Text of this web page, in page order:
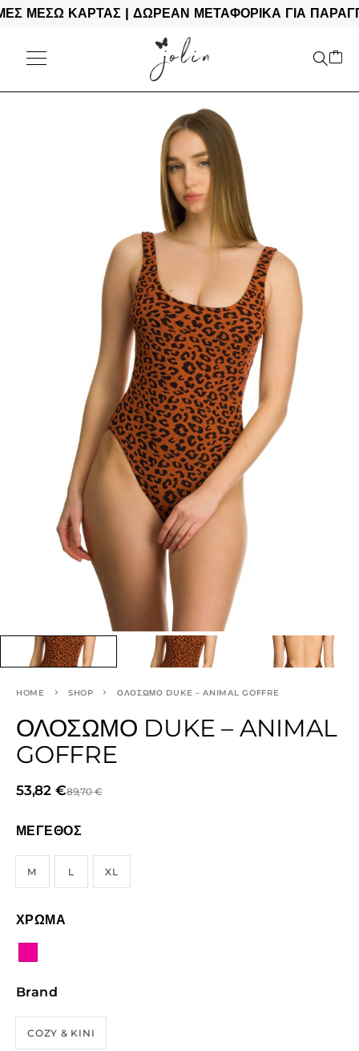
ΚΑΡΤΑΣ | ΔΩΡΕΑΝ ΜΕΤΑΦΟΡΙΚΑ ΓΙΑ
HOME SHOP ΟΛΌΣΩΜΟ DUKE – ANIMAL GOFFRE
ΟΛΌΣΩΜΟ DUKE – ANIMAL
GOFFRE
89,70€
53,82 €
ΜΕΓΕΘΟΣ
M L XL
ΧΡΩΜΑ
Brand
COZY & KINI